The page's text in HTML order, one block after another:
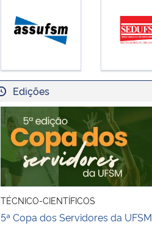
Edições
5ª Copa dos Servidores da UFSM
TÉCNICO-CIENTÍFICOS
5ª Copa dos Servidores da UFSM